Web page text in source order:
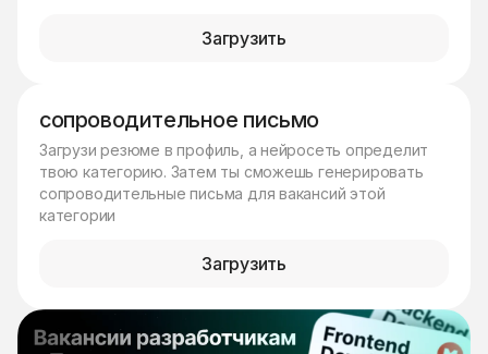
Загрузить
сопроводительное письмо
Загрузи резюме в профиль, а нейросеть определит
твою категорию. Затем ты сможешь генерировать
сопроводительные письма для вакансий этой
категории
Загрузить